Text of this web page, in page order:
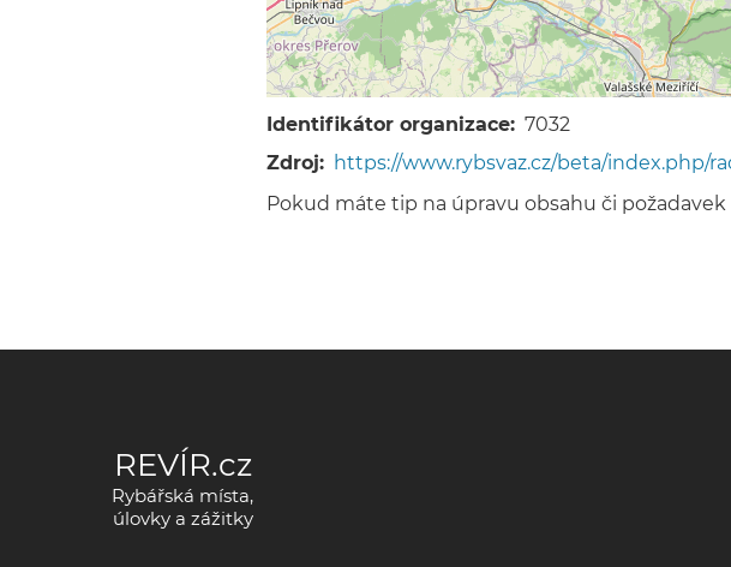
Identifikátor organizace
7032
Zdroj
https://www.rybsvaz.cz/beta/index.php/
Pokud máte tip na úpravu obsahu či
REVÍR.cz
Rybářská místa,
úlovky a zážitky